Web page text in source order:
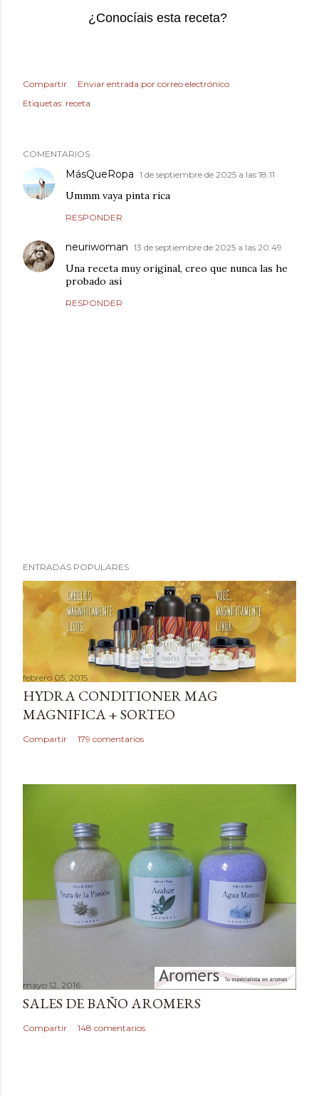
¿Conocíais esta receta?
Compartir
Enviar entrada por correo electrónico
Etiquetas: receta
COMENTARIOS
MásQueRopa 1 de septiembre de 2025 a las 18:11
Ummm vaya pinta rica
RESPONDER
neuriwoman 13 de septiembre de 2025 a las 20:49
Una receta muy original, creo que nunca las he
probado así
RESPONDER
u
b
a
r
u
n
c
o
ENTRADAS POPULARES
febrero 05, 2015
HYDRA CONDITIONER MAG
MAGNIFICA + SORTEO
Compartir 179 comentarios
mayo 12, 2016
SALES DE BAÑO AROMERS
Compartir 148 comentarios